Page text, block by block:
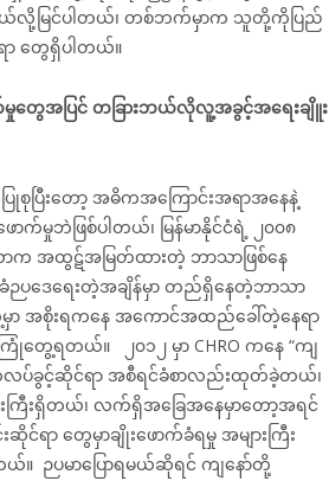
ယ်လို့မြင်ပါတယ်၊ တစ်ဘက်မှာက သူတို့ကိုပြည်
တွေရှိပါတယ်။
က်မှုတွေအပြင် တခြားဘယ်လိုလူ့အခွင့်အရေးချိူး
ပြီးတော့ အဓိကအကြောင်းအရာအနေနဲ့
ဘဲဖြစ်ပါတယ်၊ မြန်မာနိုင်ငံရဲ့ ၂၀၀၈
သာက အထွဋ်အမြတ်ထားတဲ့ ဘာသာဖြစ်နေ
ဉပဒေရေးတဲ့အချိန်မှာ တည်ရှိနေတဲ့ဘာသာ
စိုးရကနေ အကောင်အထည်ခေါ်တဲ့နေရာ
ြုံတွေ့ရတယ်။ ၂၀၁၂ မှာ CHRO ကနေ “ကျ
လပ်ခွင့်ဆိုင်ရာ အစီရင်ခံစာလည်းထုတ်ခဲ့တယ်၊
ြီးရှိတယ်၊ လက်ရှိအခြေအနေမှာတော့အရင်
ရာ တွေမှာချိုးဖောက်ခံရမှု အများကြီး
။ ဉပမာပြောရမယ်ဆိုရင် ကျနော်တို့